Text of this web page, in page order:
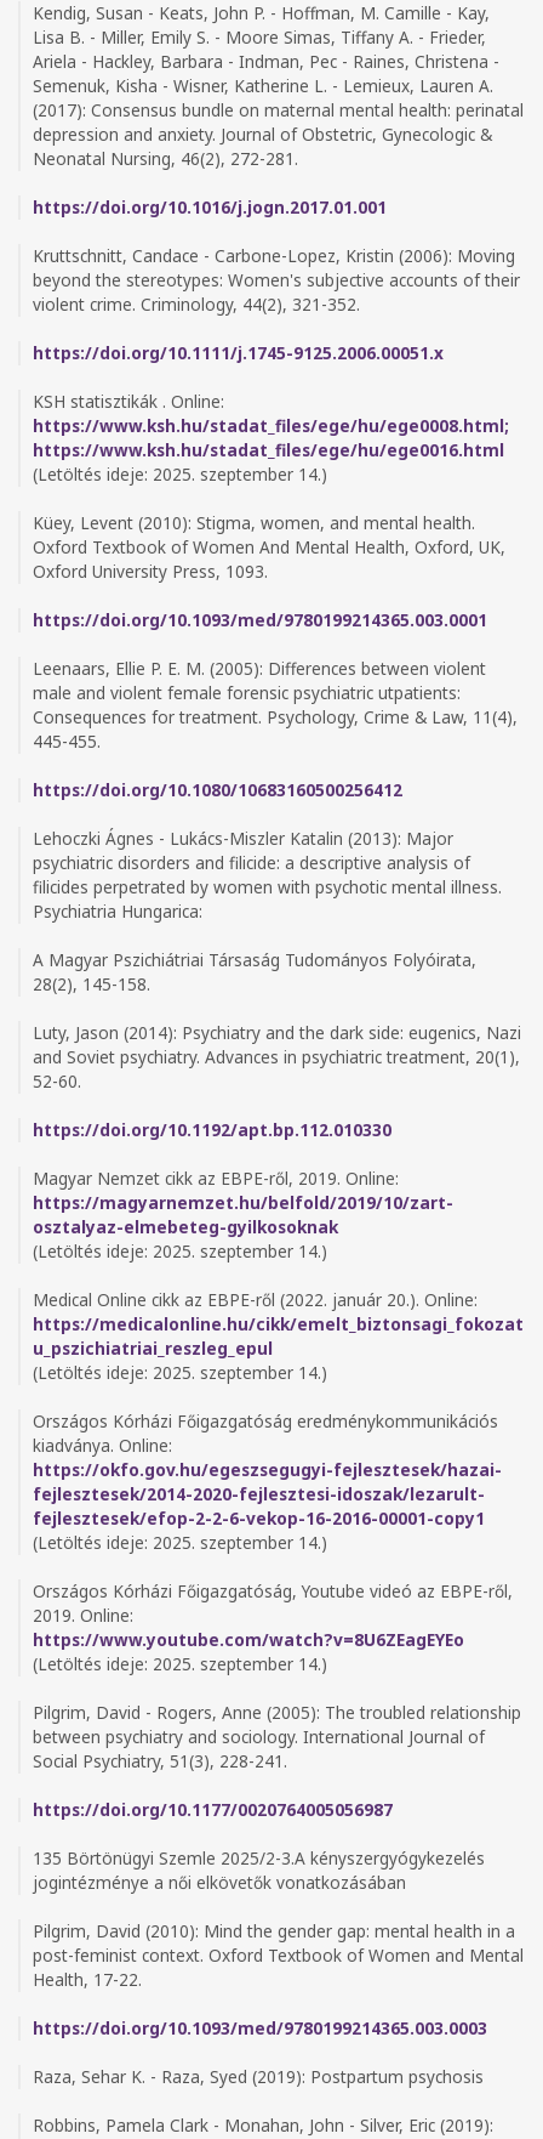
Kendig, Susan - Keats, John P. - Hoffman, M. Camille - Kay,
Lisa B. - Miller, Emily S. - Moore Simas, Tiffany A. - Frieder,
Ariela - Hackley, Barbara - Indman, Pec - Raines, Christena -
Semenuk, Kisha - Wisner, Katherine L. - Lemieux, Lauren A.
(2017): Consensus bundle on maternal mental health: perinatal
depression and anxiety. Journal of Obstetric, Gynecologic &
Neonatal Nursing, 46(2), 272-281.
https://doi.org/10.1016/j.jogn.2017.01.001
Kruttschnitt, Candace - Carbone-Lopez, Kristin (2006): Moving
beyond the stereotypes: Women's subjective accounts of their
violent crime. Criminology, 44(2), 321-352.
https://doi.org/10.1111/j.1745-9125.2006.00051.x
KSH statisztikák . Online:
https://www.ksh.hu/stadat_files/ege/hu/ege0008.html;
https://www.ksh.hu/stadat_files/ege/hu/ege0016.html
(Letöltés ideje: 2025. szeptember 14.)
Küey, Levent (2010): Stigma, women, and mental health.
Oxford Textbook of Women And Mental Health, Oxford, UK,
Oxford University Press, 1093.
https://doi.org/10.1093/med/9780199214365.003.0001
Leenaars, Ellie P. E. M. (2005): Differences between violent
male and violent female forensic psychiatric utpatients:
Consequences for treatment. Psychology, Crime & Law, 11(4),
445-455.
https://doi.org/10.1080/10683160500256412
Lehoczki Ágnes - Lukács-Miszler Katalin (2013): Major
psychiatric disorders and filicide: a descriptive analysis of
filicides perpetrated by women with psychotic mental illness.
Psychiatria Hungarica:
A Magyar Pszichiátriai Társaság Tudományos Folyóirata,
28(2), 145-158.
Luty, Jason (2014): Psychiatry and the dark side: eugenics, Nazi
and Soviet psychiatry. Advances in psychiatric treatment, 20(1),
52-60.
https://doi.org/10.1192/apt.bp.112.010330
Magyar Nemzet cikk az EBPE-ről, 2019. Online:
https://magyarnemzet.hu/belfold/2019/10/zart-
osztalyaz-elmebeteg-gyilkosoknak
(Letöltés ideje: 2025. szeptember 14.)
Medical Online cikk az EBPE-ről (2022. január 20.). Online:
https://medicalonline.hu/cikk/emelt_biztonsagi_fokozat
u_pszichiatriai_reszleg_epul
(Letöltés ideje: 2025. szeptember 14.)
Országos Kórházi Főigazgatóság eredménykommunikációs
kiadványa. Online:
https://okfo.gov.hu/egeszsegugyi-fejlesztesek/hazai-
fejlesztesek/2014-2020-fejlesztesi-idoszak/lezarult-
fejlesztesek/efop-2-2-6-vekop-16-2016-00001-copy1
(Letöltés ideje: 2025. szeptember 14.)
Országos Kórházi Főigazgatóság, Youtube videó az EBPE-ről,
2019. Online:
https://www.youtube.com/watch?v=8U6ZEagEYEo
(Letöltés ideje: 2025. szeptember 14.)
Pilgrim, David - Rogers, Anne (2005): The troubled relationship
between psychiatry and sociology. International Journal of
Social Psychiatry, 51(3), 228-241.
https://doi.org/10.1177/0020764005056987
135 Börtönügyi Szemle 2025/2-3.A kényszergyógykezelés
jogintézménye a női elkövetők vonatkozásában
Pilgrim, David (2010): Mind the gender gap: mental health in a
post-feminist context. Oxford Textbook of Women and Mental
Health, 17-22.
https://doi.org/10.1093/med/9780199214365.003.0003
Raza, Sehar K. - Raza, Syed (2019): Postpartum psychosis
Robbins, Pamela Clark - Monahan, John - Silver, Eric (2019):